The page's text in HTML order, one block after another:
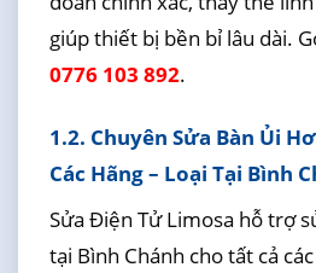
giúp thiết bị bền bỉ lâu dài.
0776 103 892.
1.2. Chuyên Sửa Bàn Ủi
Các Hãng – Loại Tại Bình
Sửa Điện Tử Limosa hỗ trợ
tại Bình Chánh cho tất cả